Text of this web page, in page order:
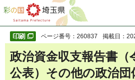
彩の国 埼玉県
ページ番号：260837 掲載日：
政治資金収支報告書（
公表）その他の政治団